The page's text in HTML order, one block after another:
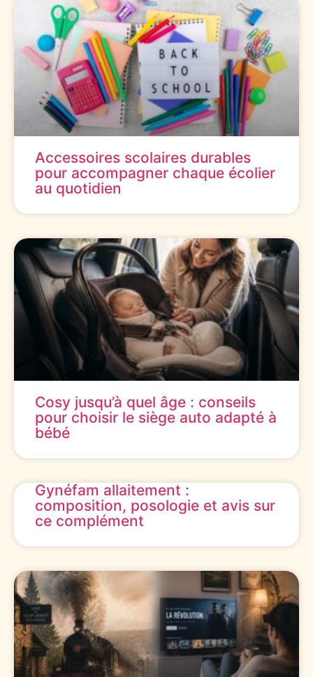
Accessoires scolaires durables
pour accompagner chaque écolier
au quotidien
Cosy jusqu’à quel âge : conseils
pour choisir le siège auto adapté à
bébé
Gynéfam allaitement :
composition, posologie et avis sur
ce complément